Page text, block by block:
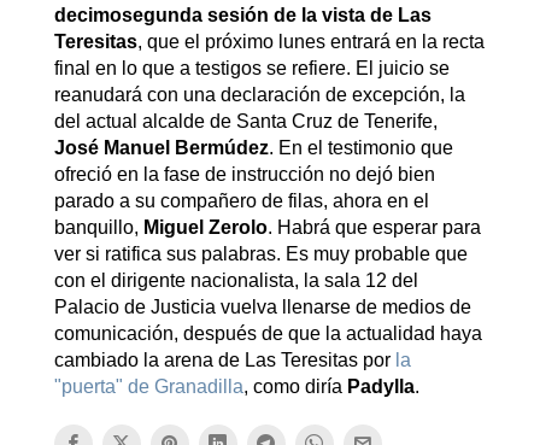
decimosegunda sesión de la vista de Las
Teresitas, que el próximo lunes entrará en la recta
final en lo que a testigos se refiere. El juicio se
reanudará con una declaración de excepción, la
del actual alcalde de Santa Cruz de Tenerife,
José Manuel Bermúdez. En el testimonio que
ofreció en la fase de instrucción no dejó bien
parado a su compañero de filas, ahora en el
banquillo, Miguel Zerolo. Habrá que esperar para
ver si ratifica sus palabras. Es muy probable que
con el dirigente nacionalista, la sala 12 del
Palacio de Justicia vuelva llenarse de medios de
comunicación, después de que la actualidad haya
cambiado la arena de Las Teresitas porla
"puerta" de Granadilla, como diría Padylla.